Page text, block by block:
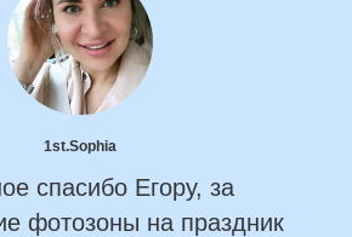
1st.Sophia
спасибо Егору, за
фотозоны на праздник